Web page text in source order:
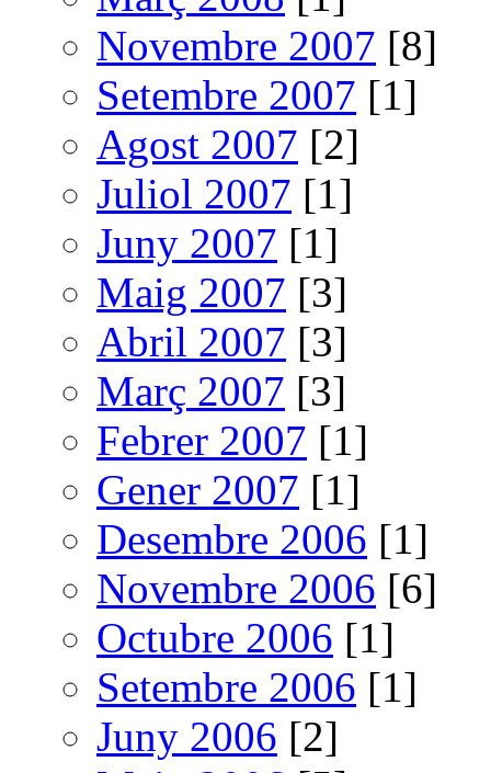
Novembre 2007 [8]
Setembre 2007 [1]
Agost 2007 [2]
Juliol 2007 [1]
Juny 2007 [1]
Maig 2007 [3]
Abril 2007 [3]
Març 2007 [3]
Febrer 2007 [1]
Gener 2007 [1]
Desembre 2006 [1]
Novembre 2006 [6]
Octubre 2006 [1]
Setembre 2006 [1]
Juny 2006 [2]